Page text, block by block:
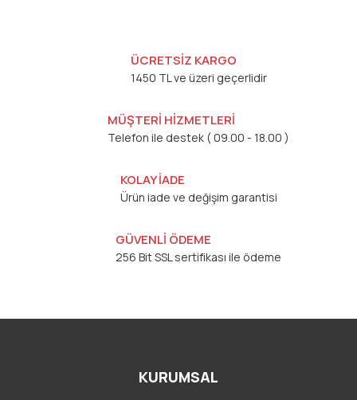
ÜCRETSİZ KARGO
1450 TL ve üzeri geçerlidir
MÜŞTERİ HİZMETLERİ
Telefon ile destek ( 09.00 - 18.00 )
KOLAY İADE
Ürün iade ve değişim garantisi
GÜVENLİ ÖDEME
256 Bit SSL sertifikası ile ödeme
KURUMSAL